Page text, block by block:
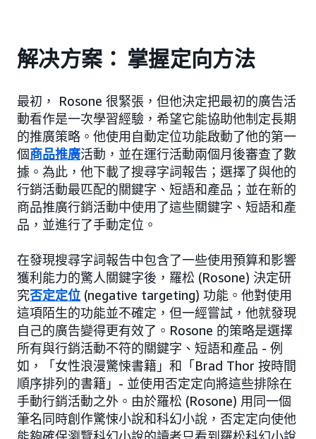
解决方案： 掌握定向方法
最初， Rosone 很緊張，但他決定把最初的廣告活
動看作是一次學習經驗，希望它能協助他制定長期
的推廣策略。他使用自動定位功能啟動了他的第一
個商品推廣活動，並在運行活動兩個月後審查了數
據。為此，他下載了搜尋字詞報告；選擇了與他的
行銷活動最匹配的關鍵字、短語和產品；並在新的
商品推廣行銷活動中使用了這些關鍵字、短語和產
品，並進行了手動定位。
在發現搜尋字詞報告中包含了一些使用預算和影響
獲利能力的驚人關鍵字後，羅松 (Rosone) 決定研
究否定定位 (negative targeting) 功能。他對使用
這項陌生的功能並不確定，但一經嘗試，他就發現
自己的廣告變得更有效了。Rosone 的策略是選擇
所有與行銷活動不符的關鍵字、短語和產品 - 例
如，「女性浪漫驚悚書籍」和「Brad Thor 按時間
順序排列的書籍」- 並使用否定定向將這些排除在
手動行銷活動之外。由於羅松 (Rosone) 用同一個
筆名同時創作驚悚小說和科幻小說，否定定向使他